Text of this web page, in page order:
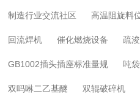
制造行业交流社区 高温阻旋料
回流焊机 催化燃烧设备 疏
GB1002插头插座标准量规 吨
双吗啉二乙基醚 双辊破碎机